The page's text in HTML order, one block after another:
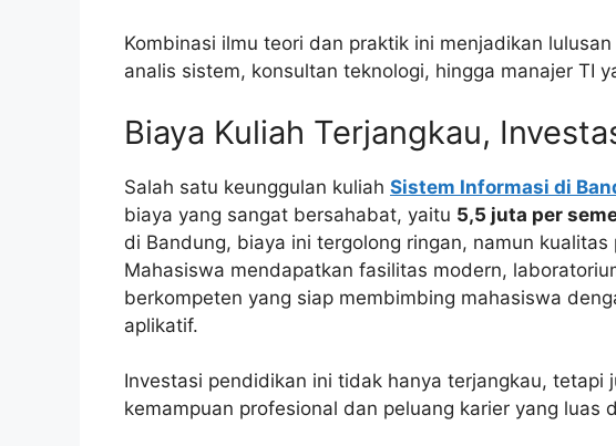
Kombinasi ilmu teori dan praktik ini menjadikan
analis sistem, konsultan teknologi, hingga manajer TI
Biaya Kuliah Terjangkau,
Salah satu keunggulan kuliah Sistem Informasi di
biaya yang sangat bersahabat, yaitu 5,5 juta per
di Bandung, biaya ini tergolong ringan, namun
Mahasiswa mendapatkan fasilitas modern,
berkompeten yang siap membimbing mahasiswa
aplikatif.
Investasi pendidikan ini tidak hanya terjangkau, tetapi
kemampuan profesional dan peluang karier yang luas